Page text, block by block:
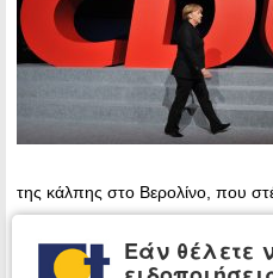
της κάλπης στο Βερολίνο, που
Εάν θέλετε